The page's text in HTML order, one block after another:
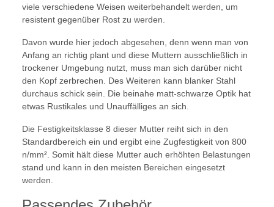
viele verschiedene Weisen weiterbehandelt werden, um
resistent gegenüber Rost zu werden.
Davon wurde hier jedoch abgesehen, denn wenn man von
Anfang an richtig plant und diese Muttern ausschließlich in
trockener Umgebung nutzt, muss man sich darüber nicht
den Kopf zerbrechen. Des Weiteren kann blanker Stahl
durchaus schick sein. Die beinahe matt-schwarze Optik hat
etwas Rustikales und Unauffälliges an sich.
Die Festigkeitsklasse 8 dieser Mutter reiht sich in den
Standardbereich ein und ergibt eine Zugfestigkeit von 800
n/mm². Somit hält diese Mutter auch erhöhten Belastungen
stand und kann in den meisten Bereichen eingesetzt
werden.